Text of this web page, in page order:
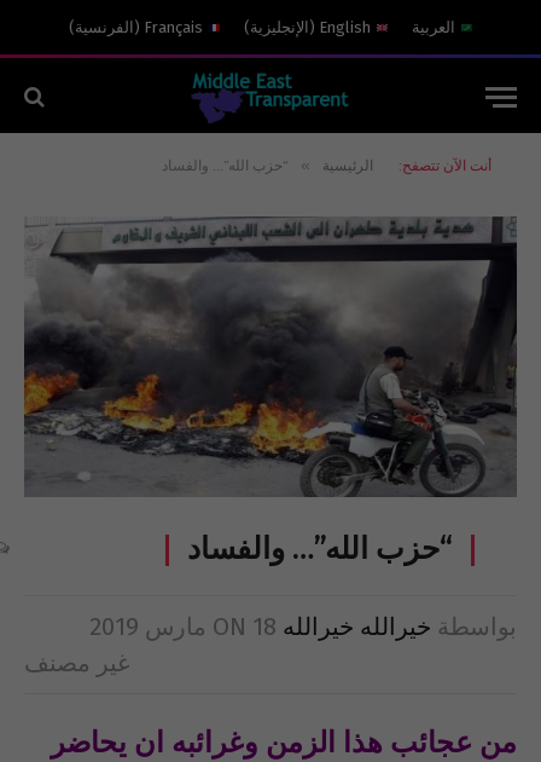
العربية English
( الإنجليزية)
Français
( الفرنسية)
أنت الآن تتصفح: الرئيسية » “حزب الله”… والفساد
“حزب الله”… والفساد
بواسطة خيرالله خيرالله ON 18 مارس 2019
غير مصنف
من عجائب هذا الزمن وغرائبه ان يحاضر